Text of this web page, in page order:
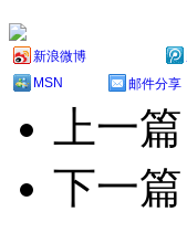
新浪微博
MSN
邮件分享
上一
下一篇